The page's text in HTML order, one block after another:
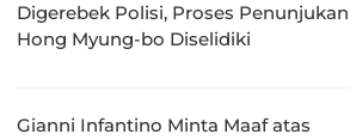
Digerebek Polisi, Proses Penunjukan
Hong Myung-bo Diselidiki
Gianni Infantino Minta Maaf atas